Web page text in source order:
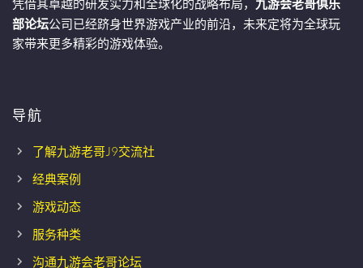
凭借其卓越的研发实力和全球化的战略布局， 九游会老哥俱乐
部论坛公司已经跻身世界游戏产业的前沿，未来定将为全球玩
家带来更多精彩的游戏体验。
导航
了解九游老哥J9交流社
经典案例
游戏动态
服务种类
沟通九游会老哥论坛